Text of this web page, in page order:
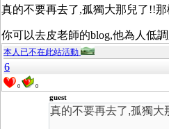
真的不要再去了,孤獨大那兒了!!
你可以去皮老師的blog,他為人低
本人已不在此站活動
6
0 0
guest
真的不要再去了,孤獨大